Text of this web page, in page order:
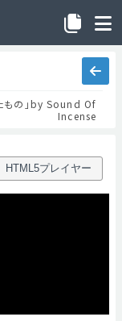
もの」by Sound Of
Incense
HTML5プレイヤー